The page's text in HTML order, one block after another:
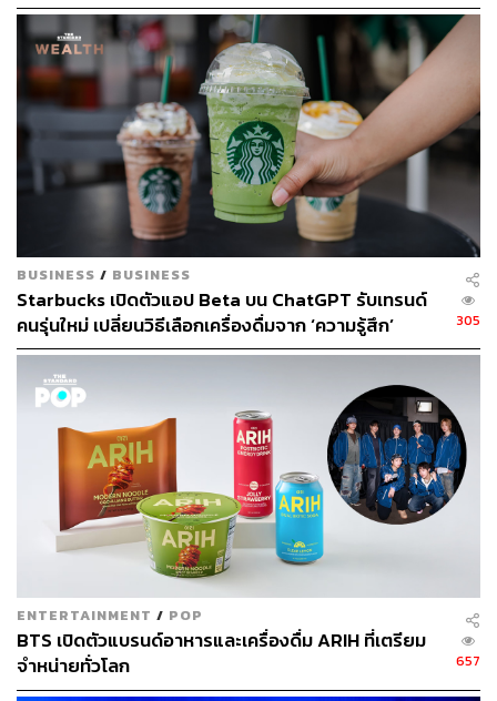
BUSINESS / BUSINESS
Starbucks เปิดตัวแอป Beta บน ChatGPT รับเทรนด์
คนรุ่นใหม่ เปลี่ยนวิธีเลือกเครื่องดื่มจาก ‘ความรู้สึก’
มากกว่าการไล่ดูเมนูแบบเดิม
305
ENTERTAINMENT / POP
BTS เปิดตัวแบรนด์อาหารและเครื่องดื่ม ARIH ที่เตรียม
จำหน่ายทั่วโลก
657